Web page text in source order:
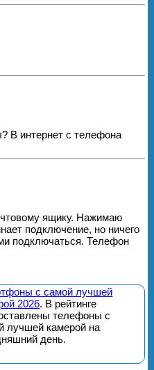
В интернет с телефона
ящику. Нажимаю
подключение, но ничего
подключаться. Телефон
с самой лучшей
2026. В рейтинге
телефоны с
лучшей камерой на
день.